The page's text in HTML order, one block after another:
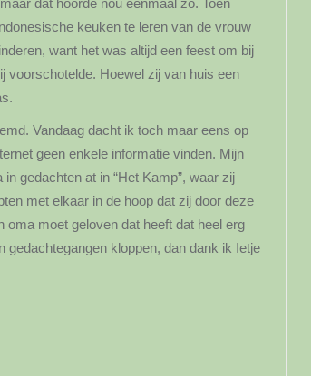
keuken te leren van de vrouw
want het was altijd een feest om bij
voorschotelde. Hoewel zij van huis een
Vandaag dacht ik toch maar eens op
geen enkele informatie vinden. Mijn
gedachten at in “Het Kamp”, waar zij
met elkaar in de hoop dat zij door deze
moet geloven dat heeft dat heel erg
kloppen, dan dank ik Ietje